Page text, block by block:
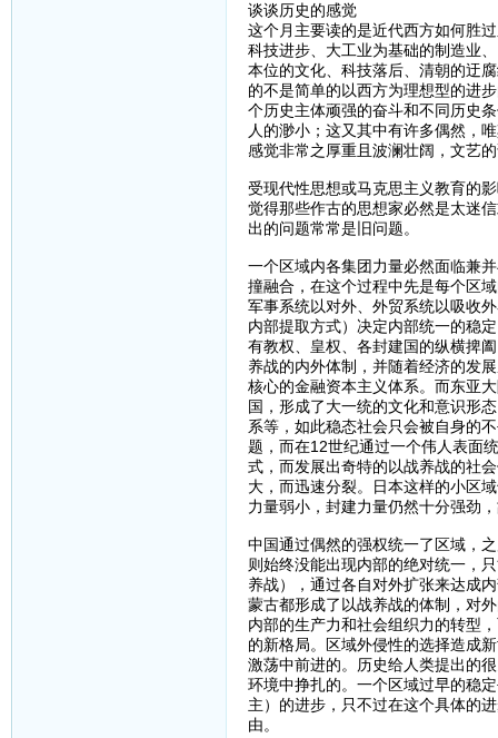
谈谈历史的感觉
这个月主要读的是近代西方如何胜
科技进步、大工业为基础的制造业
本位的文化、科技落后、清朝的迂
的不是简单的以西方为理想型的进
个历史主体顽强的奋斗和不同历史
人的渺小；这又其中有许多偶然，
感觉非常之厚重且波澜壮阔，文艺
受现代性思想或马克思主义教育的
觉得那些作古的思想家必然是太迷
出的问题常常是旧问题。
一个区域内各集团力量必然面临兼
撞融合，在这个过程中先是每个区
军事系统以对外、外贸系统以吸收
内部提取方式）决定内部统一的稳
有教权、皇权、各封建国的纵横捭
养战的内外体制，并随着经济的发
核心的金融资本主义体系。而东亚
国，形成了大一统的文化和意识形
系等，如此稳态社会只会被自身的
题，而在12世纪通过一个伟人表面
式，而发展出奇特的以战养战的社
大，而迅速分裂。日本这样的小区
力量弱小，封建力量仍然十分强劲
中国通过偶然的强权统一了区域，
则始终没能出现内部的绝对统一，
养战），通过各自对外扩张来达成
蒙古都形成了以战养战的体制，对
内部的生产力和社会组织力的转型
的新格局。区域外侵性的选择造成
激荡中前进的。历史给人类提出的
环境中挣扎的。一个区域过早的稳
主）的进步，只不过在这个具体的
由。